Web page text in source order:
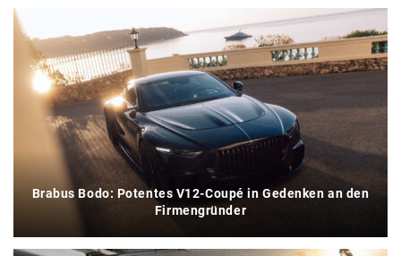
Brabus Bodo: Potentes V12-Coupé in Gedenken an den
Firmengründer